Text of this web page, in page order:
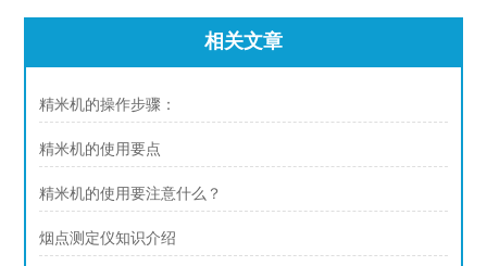
相关文章
精米机的操作步骤：
精米机的使用要点
精米机的使用要注意什么？
烟点测定仪知识介绍